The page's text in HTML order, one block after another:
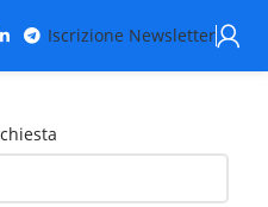
Iscrizione Newsletter